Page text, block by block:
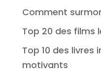
Comment
Top 20 des films
Top 10 des livres
motivants